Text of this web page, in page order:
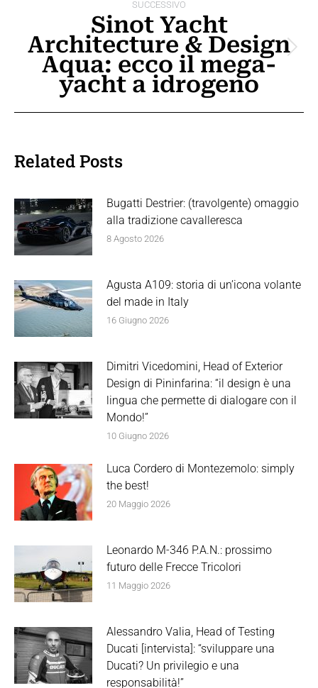
SUCCESSIVO
Prossimo
post:
Sinot Yacht
Architecture & Design
Aqua: ecco il mega-
yacht a idrogeno
Related Posts
Bugatti Destrier: (travolgente) omaggio
alla tradizione cavalleresca
8 Agosto 2026
Agusta A109: storia di un’icona volante
del made in Italy
16 Giugno 2026
Dimitri Vicedomini, Head of Exterior
Design di Pininfarina: “il design è una
lingua che permette di dialogare con il
Mondo!”
10 Giugno 2026
Luca Cordero di Montezemolo: simply
the best!
20 Maggio 2026
Leonardo M-346 P.A.N.: prossimo
futuro delle Frecce Tricolori
11 Maggio 2026
Alessandro Valia, Head of Testing
Ducati [intervista]: “sviluppare una
Ducati? Un privilegio e una
responsabilità!”